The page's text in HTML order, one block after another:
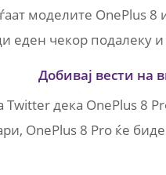
моделите OnePlus
еден чекор подалеку
Добивај вести на
Twitter дека OnePlus 8
OnePlus 8 Pro ќе